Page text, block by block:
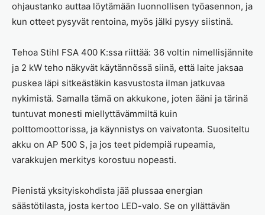
ohjaustanko auttaa löytämään luonnollisen työasennon, ja
kun otteet pysyvät rentoina, myös jälki pysyy siistinä.
Tehoa Stihl FSA 400 K:ssa riittää: 36 voltin nimellisjännite
ja 2 kW teho näkyvät käytännössä siinä, että laite jaksaa
puskea läpi sitkeästäkin kasvustosta ilman jatkuvaa
nykimistä. Samalla tämä on akkukone, joten ääni ja tärinä
tuntuvat monesti miellyttävämmiltä kuin
polttomoottorissa, ja käynnistys on vaivatonta. Suositeltu
akku on AP 500 S, ja jos teet pidempiä rupeamia,
varakkujen merkitys korostuu nopeasti.
Pienistä yksityiskohdista jää plussaa energian
säästötilasta, josta kertoo LED-valo. Se on yllättävän